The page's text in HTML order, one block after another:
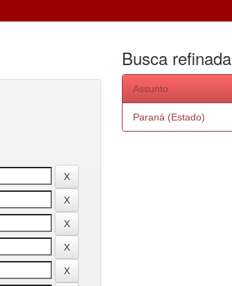
Busca refinada
Assunto
Paraná (Estado)